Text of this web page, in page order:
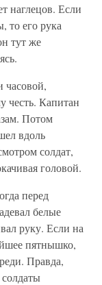
наглецов. Если
то его рука
тут же
часовой,
честь. Капитан
Потом
вдоль
солдат,
головой.
перед
белые
руку. Если на
пятнышко,
Правда,
солдаты